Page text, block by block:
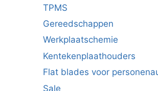
TPMS
Gereedschappen
Werkplaatschemie
Kentekenplaathouders
Flat blades voor
Sale